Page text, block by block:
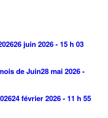
26 juin 2026 - 15 h 03
de Juin28 mai 2026 -
24 février 2026 - 11 h 55